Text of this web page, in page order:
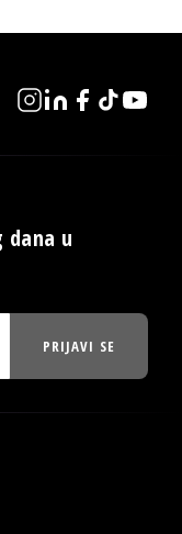
dana u
PRIJAVI SE